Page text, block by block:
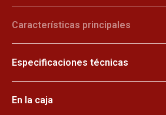
Características principales
Especificaciones técnicas
En la caja